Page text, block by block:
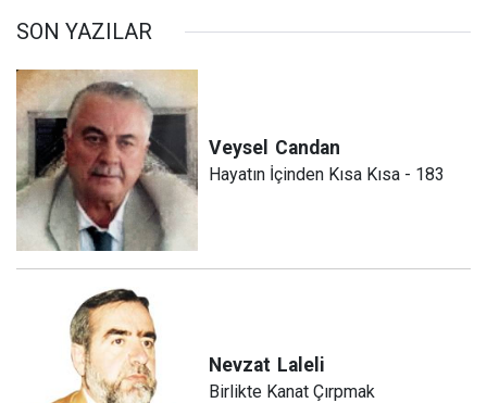
SON YAZILAR
Veysel Candan
Hayatın İçinden Kısa Kısa - 183
Nevzat Laleli
Birlikte Kanat Çırpmak